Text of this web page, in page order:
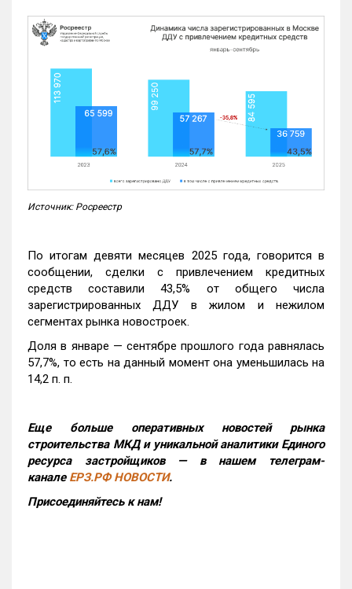
Источник: Росреестр
По итогам девяти месяцев 2025 года, говорится в
сообщении, сделки с привлечением кредитных
средств составили 43,5% от общего числа
зарегистрированных ДДУ в жилом и нежилом
сегментах рынка новостроек.
Доля в январе — сентябре прошлого года равнялась
57,7%, то есть на данный момент она уменьшилась на
14,2 п. п.
Еще больше оперативных новостей рынка
строительства МКД и уникальной аналитики Единого
ресурса застройщиков — в нашем телеграм-
канале ЕРЗ.РФ НОВОСТИ.
Присоединяйтесь к нам!